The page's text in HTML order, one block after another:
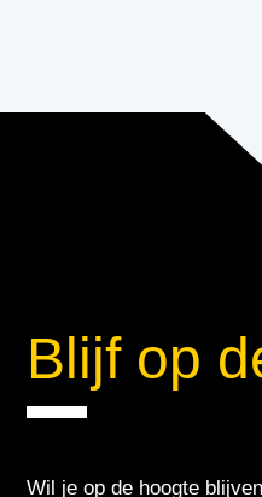
Blijf op
Wil je op de hoogte